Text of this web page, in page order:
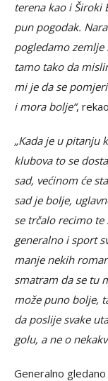
terena kao i Široki
pun pogodak.
pogledamo zemlje
tamo tako da
mi je da se
i mora bolje“,
„Kada je u pitanju
klubova to se
sad, većinom će
sad je bolje,
se trčalo recimo te
generalno i sport
manje nekih
smatram da se tu
može puno bolje,
da poslije svake
golu, a ne o
Generalno